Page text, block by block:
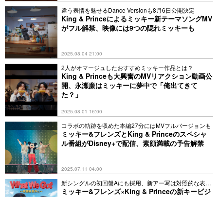
違う表情を魅せるDance Versionも8月6日公開決定
King & Princeによるミッキー新テーマソングMV
がフル解禁、映像には9つの隠れミッキーも
2025.08.04 21:00
2人がオマージュしたおすすめミッキー作品とは？
King & Princeも大興奮のMVリアクション動画公
開、永瀬廉はミッキーに夢中で「俺出てきて
た？」
2025.08.01 16:00
コラボの軌跡を収めた本編27分にはMVフルバージョンも
ミッキー&フレンズとKing & Princeのスペシャ
ル番組がDisney+で配信、素顔満載の予告解禁
2025.07.11 04:00
新シングルの初回盤Aにも採用、新アー写は対照的な表情
に
ミッキー&フレンズ×King & Princeの新キービジ